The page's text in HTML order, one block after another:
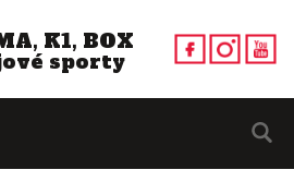
K1, BOX
sporty